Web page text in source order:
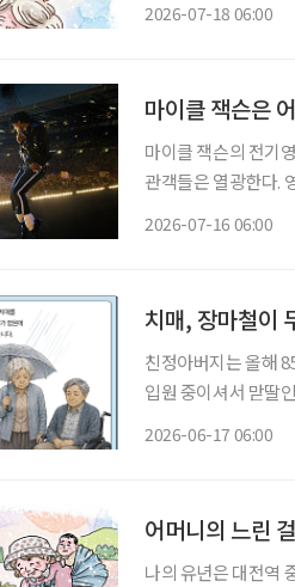
2026-07-18 06:00
마이클 잭슨은
마이클 잭슨의 전기
관객들은 열광한다.
2026-07-16 06:00
치매, 장마철이
친정아버지는 올해
입원 중이셔서 맏딸
2026-06-17 06:00
어머니의 느린
나의 유년은 대전역